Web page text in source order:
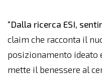
“Dalla ricerca ESI,
claim che racconta il
posizionamento ideato
mette il benessere al